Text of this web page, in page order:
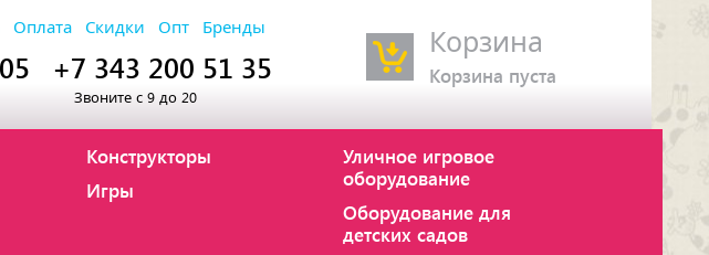
Корзина
Корзина пуста
Оплата Скидки Опт Бренды
+7 343 200 51 35
Звоните с 9 до 20
Конструкторы
Игры
Уличное игровое
оборудование
Оборудование для
детских садов